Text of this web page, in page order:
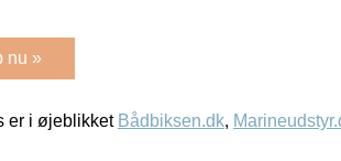
nu »
er i øjeblikket Bådbiksen.dk,